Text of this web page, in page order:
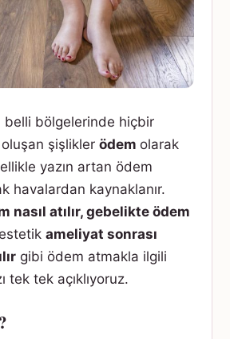
belli bölgelerinde hiçbir
şişlikler ödem olarak
yazın artan ödem
havalardan kaynaklanır.
nasıl atılır, gebelikte ödem
ameliyat sonrası
gibi ödem atmakla ilgili
tek tek açıklıyoruz.